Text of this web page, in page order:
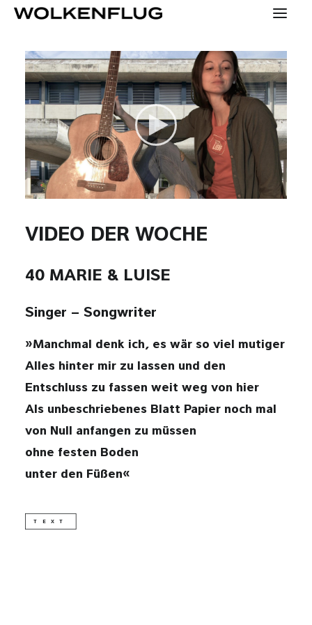
SPECIALS
KONTAKT
PRESSE
HOME
MENSCHEN
TEAM
DSGVO
IMPRESSUM
VIDEO DER WOCHE
40 MARIE & LUISE
Singer – Songwriter
»Manchmal denk ich, es wär so viel mutiger
Alles hinter mir zu lassen und den
Entschluss zu fassen weit weg von hier
Als unbeschriebenes Blatt Papier noch mal
von Null anfangen zu müssen
ohne festen Boden
unter den Füßen«
TEXT